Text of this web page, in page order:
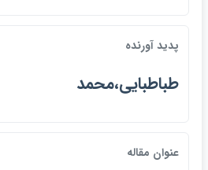
پديد آورنده
طباطبايي،محمد
عنوان مقاله